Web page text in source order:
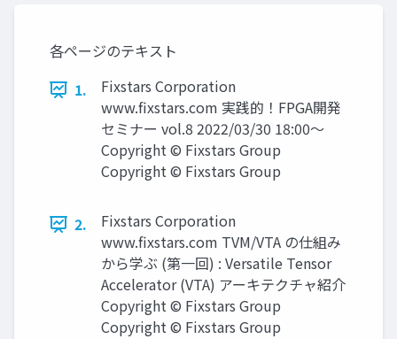
各ページのテキスト
1.
Fixstars Corporation
www.ﬁxstars.com 実践的！FPGA開発
セミナー vol.8 2022/03/30 18:00～
Copyright © Fixstars Group
Copyright © Fixstars Group
2.
Fixstars Corporation
www.ﬁxstars.com TVM/VTA の仕組み
から学ぶ (第一回) : Versatile Tensor
Accelerator (VTA) アーキテクチャ紹介
Copyright © Fixstars Group
Copyright © Fixstars Group